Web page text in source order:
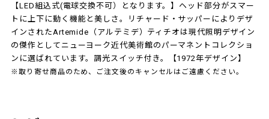
【LED組込式(電球交換不可）となります。】ヘッド部分がスマー
トに上下に動く機能と美しさ。リチャード・サッパーによりデザ
インされたArtemide（アルテミデ）ティチオは現代照明デザイン
の傑作としてニューヨーク近代美術館のパーマネントコレクショ
ンに選ばれています。調光スイッチ付き。【1972年デザイン】
※取り寄せ商品のため、ご注文後のキャンセルはご遠慮ください。